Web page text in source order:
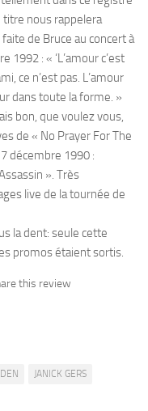
titre nous rappelera
de Bruce au concert à
1992 : « ‘L’amour c’est
ce n’est pas. L’amour
dans toute la forme. »
bon, que voulez vous,
de « No Prayer For The
décembre 1990 :
». Très
live de la tournée de
la dent: seule cette
promos étaient sortis.
this review
JANICK GERS